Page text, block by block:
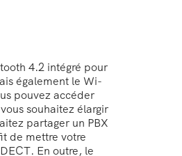
4.2 intégré pour
également le Wi-
pouvez accéder
souhaitez élargir
partager un PBX
de mettre votre
En outre, le